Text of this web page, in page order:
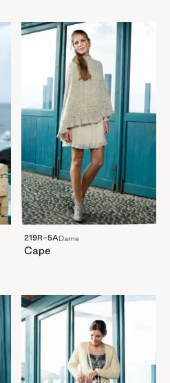
219R-5ADame
Cape